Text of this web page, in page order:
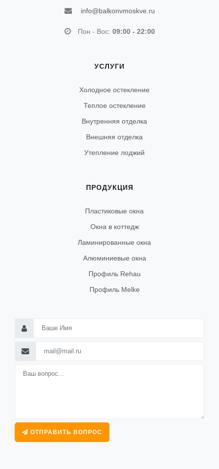
info@balkonvmoskve.ru
Пон - Вос: 09:00 - 22:00
УСЛУГИ
Холодное остекление
Теплое остекление
Внутренняя отделка
Внешняя отделка
Утепление лоджий
ПРОДУКЦИЯ
Пластиковые окна
Окна в коттедж
Ламинированные окна
Алюминиевые окна
Профиль Rehau
Профиль Melke
ОТПРАВИТЬ ВОПРОС